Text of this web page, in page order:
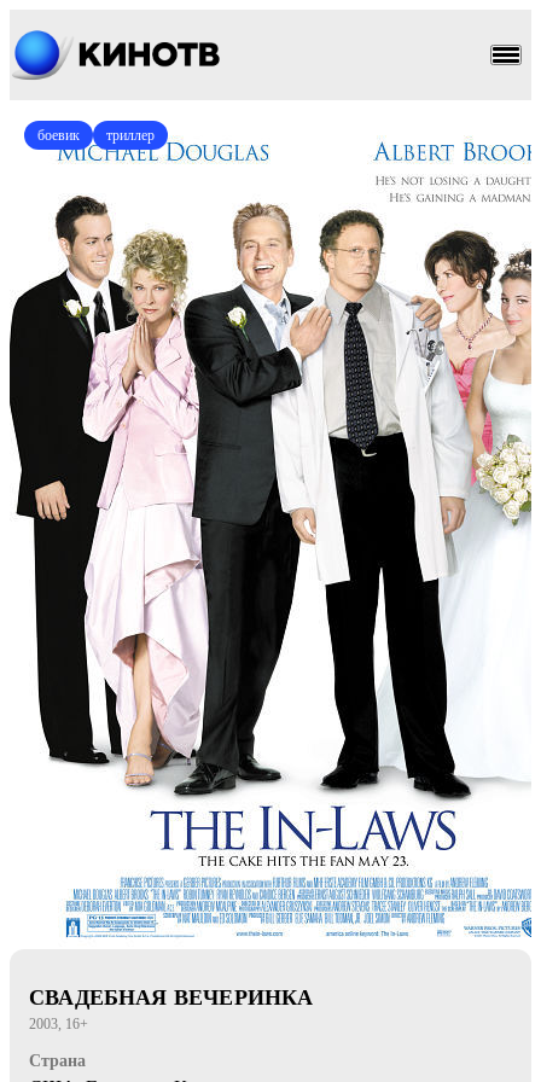
боевик триллер
СВАДЕБНАЯ ВЕЧЕРИНКА
2003, 16+
Страна